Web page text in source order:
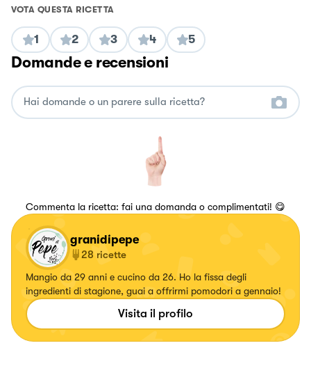
VOTA QUESTA RICETTA
1 2 3 4 5
Domande e recensioni
Commenta la ricetta: fai una domanda o complimentati! 😋
granidipepe
28 ricette
Mangio da 29 anni e cucino da 26. Ho la fissa degli
ingredienti di stagione, guai a offrirmi pomodori a gennaio!
Visita il profilo